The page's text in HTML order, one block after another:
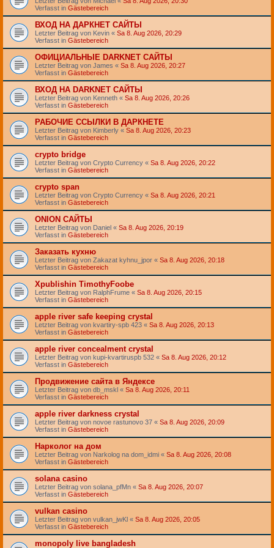
Verfasst in Gästebereich
ВХОД НА ДАРКНЕТ САЙТЫ
Letzter Beitrag von Kevin « Sa 8. Aug 2026, 20:29
Verfasst in Gästebereich
ОФИЦИАЛЬНЫЕ DARKNET САЙТЫ
Letzter Beitrag von James « Sa 8. Aug 2026, 20:27
Verfasst in Gästebereich
ВХОД НА DARKNET САЙТЫ
Letzter Beitrag von Kenneth « Sa 8. Aug 2026, 20:26
Verfasst in Gästebereich
РАБОЧИЕ ССЫЛКИ В ДАРКНЕТЕ
Letzter Beitrag von Kimberly « Sa 8. Aug 2026, 20:23
Verfasst in Gästebereich
crypto bridge
Letzter Beitrag von Crypto Currency « Sa 8. Aug 2026, 20:22
Verfasst in Gästebereich
crypto span
Letzter Beitrag von Crypto Currency « Sa 8. Aug 2026, 20:21
Verfasst in Gästebereich
ONION САЙТЫ
Letzter Beitrag von Daniel « Sa 8. Aug 2026, 20:19
Verfasst in Gästebereich
Заказать кухню
Letzter Beitrag von Zakazat kyhnu_jpor « Sa 8. Aug 2026, 20:18
Verfasst in Gästebereich
Хpublishin TimothyFoobe
Letzter Beitrag von RalphFrume « Sa 8. Aug 2026, 20:15
Verfasst in Gästebereich
apple river safe keeping crystal
Letzter Beitrag von kvartiry-spb 423 « Sa 8. Aug 2026, 20:13
Verfasst in Gästebereich
apple river concealment crystal
Letzter Beitrag von kupi-kvartiruspb 532 « Sa 8. Aug 2026, 20:12
Verfasst in Gästebereich
Продвижение сайта в Яндексе
Letzter Beitrag von db_mskl « Sa 8. Aug 2026, 20:11
Verfasst in Gästebereich
apple river darkness crystal
Letzter Beitrag von novoe rastunovo 37 « Sa 8. Aug 2026, 20:09
Verfasst in Gästebereich
Нарколог на дом
Letzter Beitrag von Narkolog na dom_idmi « Sa 8. Aug 2026, 20:08
Verfasst in Gästebereich
solana casino
Letzter Beitrag von solana_pfMn « Sa 8. Aug 2026, 20:07
Verfasst in Gästebereich
vulkan casino
Letzter Beitrag von vulkan_jwKl « Sa 8. Aug 2026, 20:05
Verfasst in Gästebereich
monopoly live bangladesh